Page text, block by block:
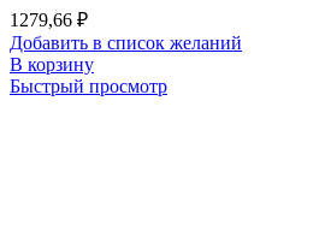
1279,66 ₽
Добавить в список желаний
В корзину
Быстрый просмотр